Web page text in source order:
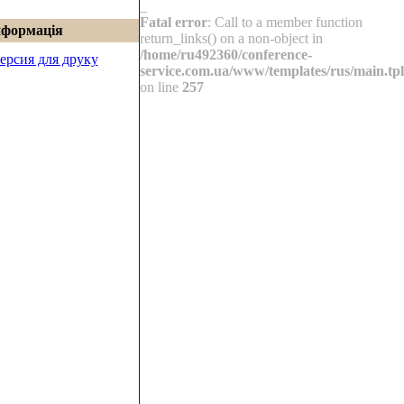
для друку
Fatal error: Call to a member function
return_links() on a non-object in
/home/ru492360/conference-
service.com.ua/www/templates/rus/main.tpl
on line 257